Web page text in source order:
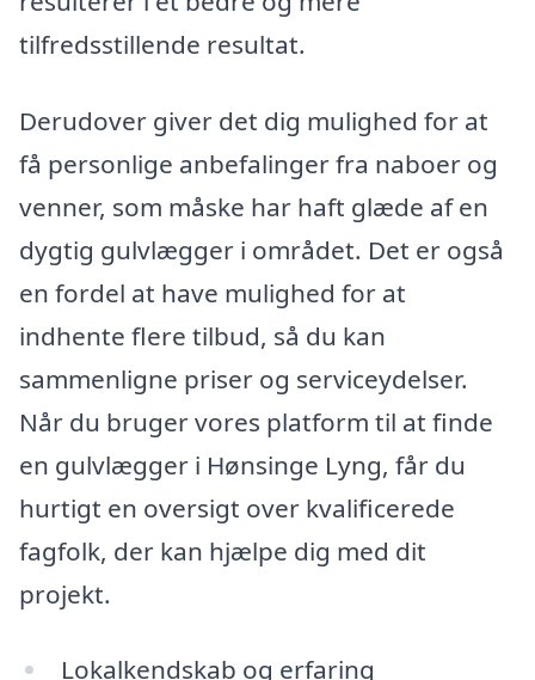
tilfredsstillende resultat.
Derudover giver det dig mulighed for at
få personlige anbefalinger fra naboer og
venner, som måske har haft glæde af en
dygtig gulvlægger i området. Det er også
en fordel at have mulighed for at
indhente flere tilbud, så du kan
sammenligne priser og serviceydelser.
Når du bruger vores platform til at finde
en gulvlægger i Hønsinge Lyng, får du
hurtigt en oversigt over kvalificerede
fagfolk, der kan hjælpe dig med dit
projekt.
Lokalkendskab og erfaring